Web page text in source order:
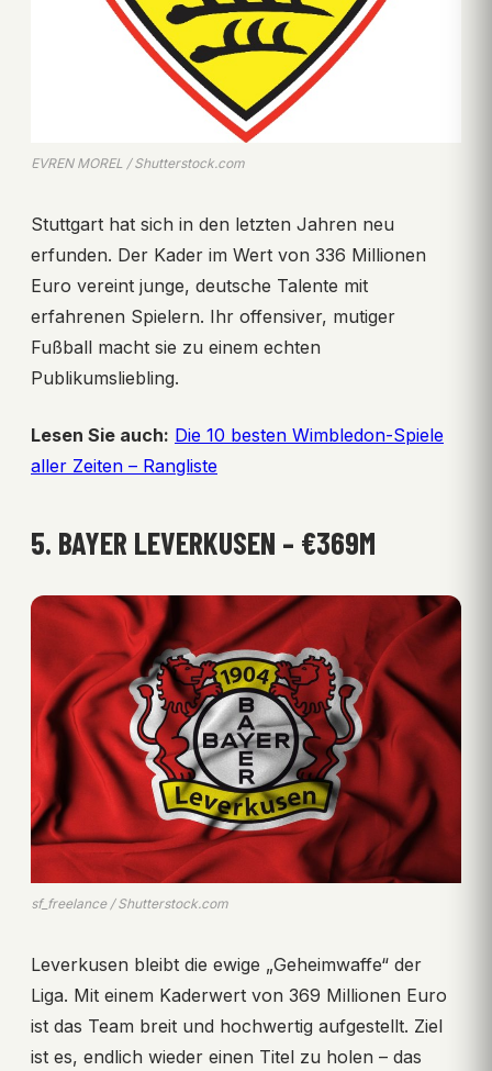
EVREN MOREL / Shutterstock.com
Stuttgart hat sich in den letzten Jahren neu
erfunden. Der Kader im Wert von 336 Millionen
Euro vereint junge, deutsche Talente mit
erfahrenen Spielern. Ihr offensiver, mutiger
Fußball macht sie zu einem echten
Publikumsliebling.
Lesen Sie auch: Die 10 besten Wimbledon-Spiele
aller Zeiten – Rangliste
5. BAYER LEVERKUSEN – €369M
sf_freelance / Shutterstock.com
Leverkusen bleibt die ewige „Geheimwaffe“ der
Liga. Mit einem Kaderwert von 369 Millionen Euro
ist das Team breit und hochwertig aufgestellt. Ziel
ist es, endlich wieder einen Titel zu holen – das